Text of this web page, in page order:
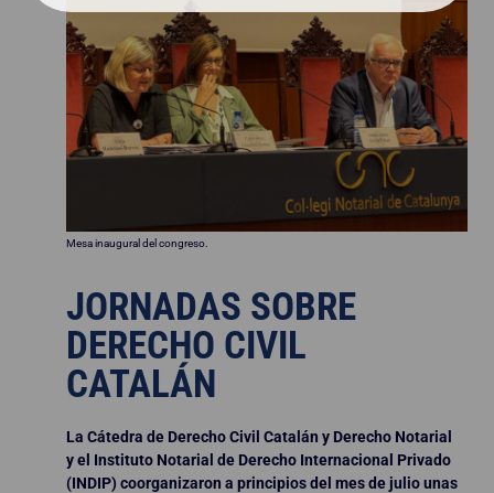
Mesa inaugural del congreso.
JORNADAS SOBRE
DERECHO CIVIL
CATALÁN
La Cátedra de Derecho Civil Catalán y Derecho Notarial
y el Instituto Notarial de Derecho Internacional Privado
(INDIP) coorganizaron a principios del mes de julio unas